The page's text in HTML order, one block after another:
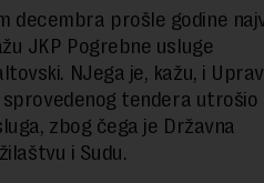
decembra prošle godine
JKP Pogrebne usluge
NJega je, kažu, i
sprovedenog tendera utrošio
zbog čega je Državna
i Sudu.